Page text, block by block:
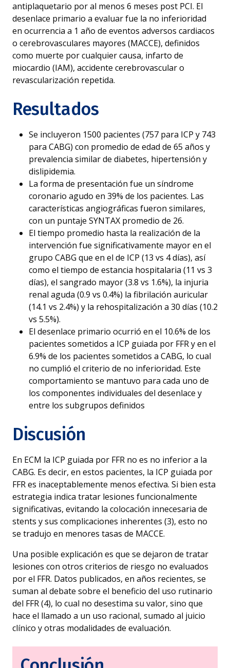
antiplaquetario por al menos 6 meses post PCI. El
desenlace primario a evaluar fue la no inferioridad
en ocurrencia a 1 año de eventos adversos cardiacos
o cerebrovasculares mayores (MACCE), definidos
como muerte por cualquier causa, infarto de
miocardio (IAM), accidente cerebrovascular o
revascularización repetida.
Resultados
Se incluyeron 1500 pacientes (757 para ICP y 743
para CABG) con promedio de edad de 65 años y
prevalencia similar de diabetes, hipertensión y
dislipidemia.
La forma de presentación fue un síndrome
coronario agudo en 39% de los pacientes. Las
características angiográficas fueron similares,
con un puntaje SYNTAX promedio de 26.
El tiempo promedio hasta la realización de la
intervención fue significativamente mayor en el
grupo CABG que en el de ICP (13 vs 4 días), así
como el tiempo de estancia hospitalaria (11 vs 3
días), el sangrado mayor (3.8 vs 1.6%), la injuria
renal aguda (0.9 vs 0.4%) la fibrilación auricular
(14.1 vs 2.4%) y la rehospitalización a 30 días (10.2
vs 5.5%).
El desenlace primario ocurrió en el 10.6% de los
pacientes sometidos a ICP guiada por FFR y en el
6.9% de los pacientes sometidos a CABG, lo cual
no cumplió el criterio de no inferioridad. Este
comportamiento se mantuvo para cada uno de
los componentes individuales del desenlace y
entre los subgrupos definidos
Discusión
En ECM la ICP guiada por FFR no es no inferior a la
CABG. Es decir, en estos pacientes, la ICP guiada por
FFR es inaceptablemente menos efectiva. Si bien esta
estrategia indica tratar lesiones funcionalmente
significativas, evitando la colocación innecesaria de
stents y sus complicaciones inherentes (3), esto no
se tradujo en menores tasas de MACCE.
Una posible explicación es que se dejaron de tratar
lesiones con otros criterios de riesgo no evaluados
por el FFR. Datos publicados, en años recientes, se
suman al debate sobre el beneficio del uso rutinario
del FFR (4), lo cual no desestima su valor, sino que
hace el llamado a un uso racional, sumado al juicio
clínico y otras modalidades de evaluación.